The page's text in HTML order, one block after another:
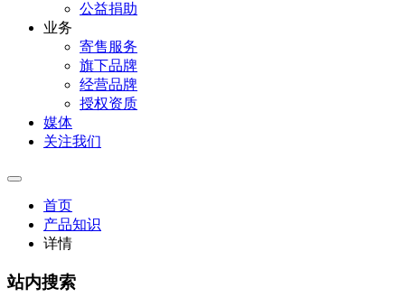
公益捐助
业务
寄售服务
旗下品牌
经营品牌
授权资质
媒体
关注我们
首页
产品知识
详情
站内搜索